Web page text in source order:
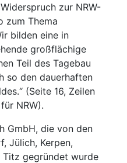
zur NRW-
zum Thema
bilden eine in
großflächige
Teil des Tagebau
so den dauerhaften
(Seite 16, Zeilen
NRW).
GmbH, die von den
Jülich, Kerpen,
Titz gegründet wurde